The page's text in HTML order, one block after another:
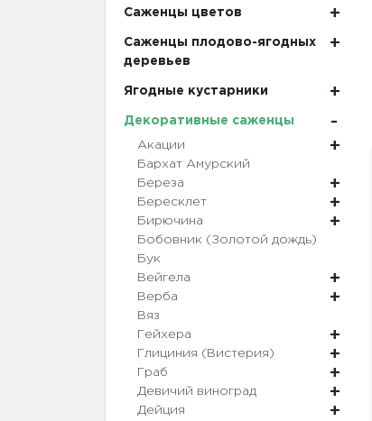
Саженцы цветов
Саженцы плодово-ягодных
деревьев
Ягодные кустарники
Декоративные саженцы
Акации
Бархат Амурский
Береза
Бересклет
Бирючина
Бобовник (Золотой дождь)
Бук
Вейгела
Верба
Вяз
Гейхера
Глициния (Вистерия)
Граб
Девичий виноград
Дейция